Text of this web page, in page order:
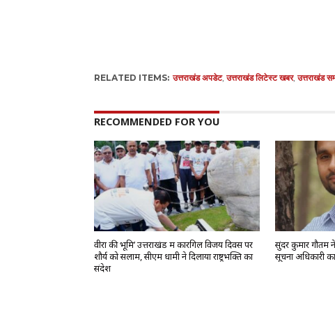
RELATED ITEMS: उत्तराखंड अपडेट,उत्तराखंड लिटेस्ट खबर,उत्तराखंड
RECOMMENDED FOR YOU
वीरों की भूमि’ उत्तराखंड में कारगिल विजय दिवस पर
शौर्य को सलाम, सीएम धामी ने दिलाया राष्ट्रभक्ति का
संदेश
सुंदर कुमार गौतम
सूचना अधिकारी